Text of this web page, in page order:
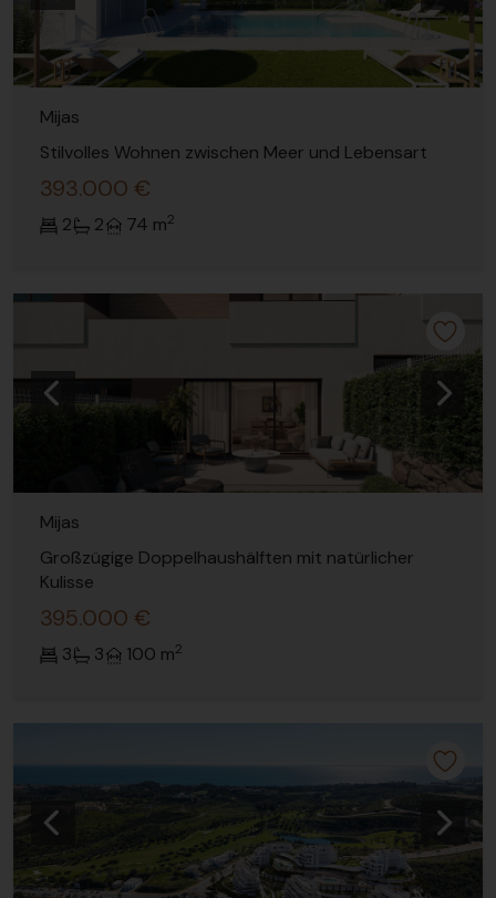
Mijas
Stilvolles Wohnen zwischen Meer und Lebensart
393.000 €
2 2 74 m2
Vorherige
Mijas
Großzügige Doppelhaushälften mit natürlicher
Kulisse
395.000 €
3 3 100 m2
Vorherige